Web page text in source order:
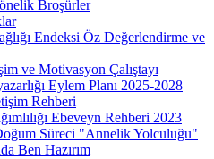
Broşürler
Endeksi Öz Değerlendirme ve
ve Motivasyon Çalıştayı
Eylem Planı 2025-2028
Rehberi
Ebeveyn Rehberi 2023
Süreci "Annelik Yolculuğu"
Ben Hazırım